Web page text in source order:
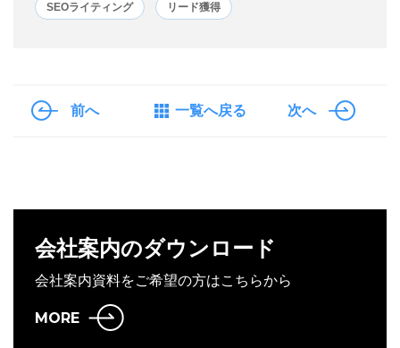
SEOライティング リード獲得
前へ 一覧へ戻る 次へ
会社案内のダウンロード
会社案内資料をご希望の方はこちらから
MORE